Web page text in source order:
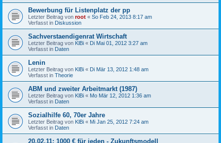
Bewerbung für Listenplatz der pp
Letzter Beitrag von root « So Feb 24, 2013 8:17 am
Verfasst in Diskussion
Sachverstaendigenrat Wirtschaft
Letzter Beitrag von KlBi « Di Mai 01, 2012 3:27 am
Verfasst in Daten
Lenin
Letzter Beitrag von KlBi « Di Mär 13, 2012 1:48 am
Verfasst in Theorie
ABM und zweiter Arbeitmarkt (1987)
Letzter Beitrag von KlBi « Mo Mär 12, 2012 1:36 am
Verfasst in Daten
Sozialhilfe 60, 70er Jahre
Letzter Beitrag von KlBi « Mi Jan 25, 2012 7:24 am
Verfasst in Daten
20.02.11: 1000 € für jeden - Zukunftsmodell